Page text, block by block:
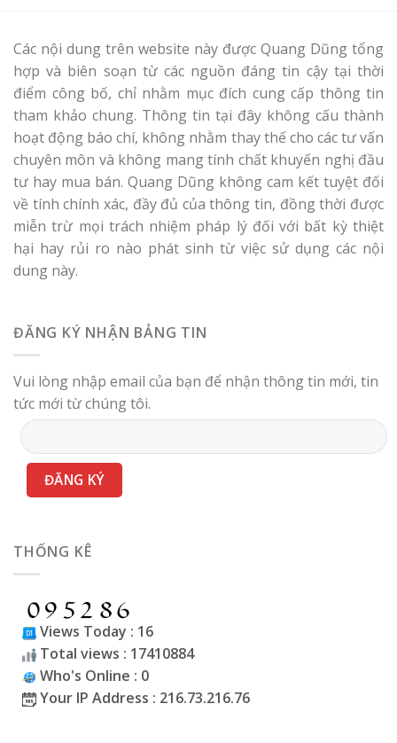
Các nội dung trên website này được Quang Dũng tổng
hợp và biên soạn từ các nguồn đáng tin cậy tại thời
điểm công bố, chỉ nhằm mục đích cung cấp thông tin
tham khảo chung. Thông tin tại đây không cấu thành
hoạt động báo chí, không nhằm thay thế cho các tư vấn
chuyên môn và không mang tính chất khuyến nghị đầu
tư hay mua bán. Quang Dũng không cam kết tuyệt đối
về tính chính xác, đầy đủ của thông tin, đồng thời được
miễn trừ mọi trách nhiệm pháp lý đối với bất kỳ thiệt
hại hay rủi ro nào phát sinh từ việc sử dụng các nội
dung này.
ĐĂNG KÝ NHẬN BẢNG TIN
Vui lòng nhập email của bạn để nhận thông tin mới, tin
tức mới từ chúng tôi.
THỐNG KÊ
Views Today : 16
Total views : 17410884
Who's Online : 0
Your IP Address : 216.73.216.76